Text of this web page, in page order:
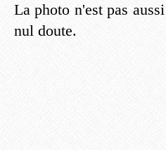
La photo n'est pas
nul doute.